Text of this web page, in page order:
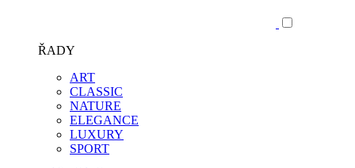
ŘADY
ART
CLASSIC
NATURE
ELEGANCE
LUXURY
SPORT